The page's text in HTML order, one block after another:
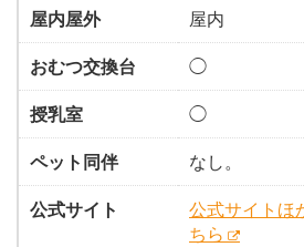
屋内屋外
屋内
おむつ交換台
◯
授乳室
◯
ペット同伴
なし。
公式サイト
公式サイトほ
ちら